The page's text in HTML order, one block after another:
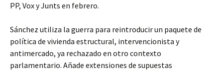
PP, Vox y Junts en febrero.
Sánchez utiliza la guerra para reintroducir un paquete de
política de vivienda estructural, intervencionista y
antimercado, ya rechazado en otro contexto
parlamentario. Añade extensiones de supuestas